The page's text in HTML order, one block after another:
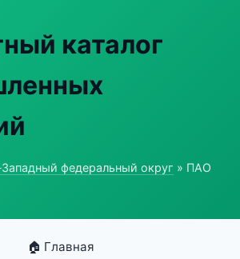
каталог
федеральный округ » ПАО
🏠 Главная